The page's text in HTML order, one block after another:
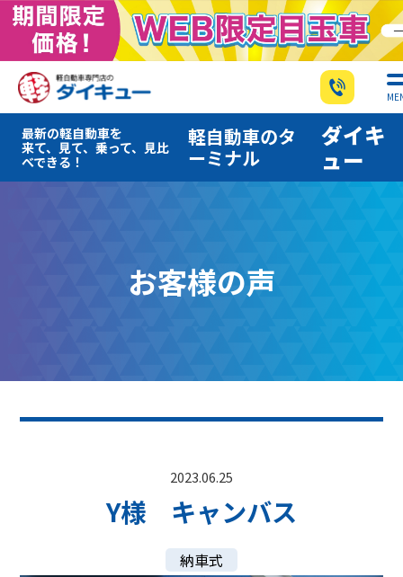
最新の軽自動車を
来て、見て、乗って、見比
べできる！
軽自動車のタ
ーミナル
ダイキ
ュー
お客様の声
2023.06.25
Y様 キャンバス
納車式